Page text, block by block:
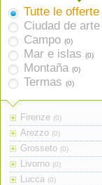
Tutte le offerte
Ciudad de arte
Campo (0)
Mar e islas (0)
Montaña (0)
Termas (0)
Firenze (0)
Arezzo (0)
Grosseto (0)
Livorno (0)
Lucca (0)